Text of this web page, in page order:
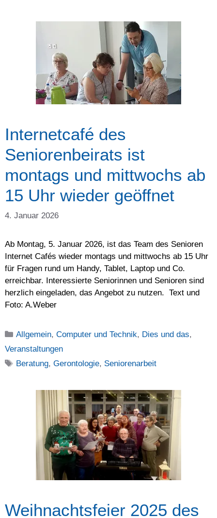
Internetcafé des
Seniorenbeirats ist
montags und mittwochs ab
15 Uhr wieder geöffnet
4. Januar 2026
Ab Montag, 5. Januar 2026, ist das Team des Senioren
Internet Cafés wieder montags und mittwochs ab 15 Uhr
für Fragen rund um Handy, Tablet, Laptop und Co.
erreichbar. Interessierte Seniorinnen und Senioren sind
herzlich eingeladen, das Angebot zu nutzen. Text und
Foto: A.Weber
Kategorien
Allgemein,Computer und Technik, Dies und das,
Veranstaltungen
Schlagwörter
Beratung,Gerontologie, Seniorenarbeit
Weihnachtsfeier 2025 des